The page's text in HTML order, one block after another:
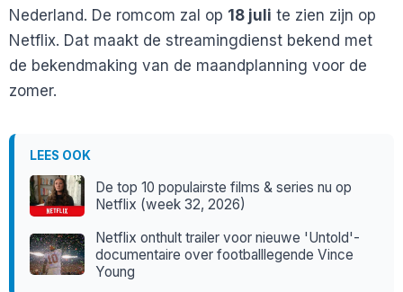
Nederland. De romcom zal op 18 juli te zien zijn op
Netflix. Dat maakt de streamingdienst bekend met
de bekendmaking van de maandplanning voor de
zomer.
LEES OOK
De top 10 populairste films & series nu op
Netflix (week 32, 2026)
Netflix onthult trailer voor nieuwe 'Untold'-
documentaire over footballlegende Vince
Young